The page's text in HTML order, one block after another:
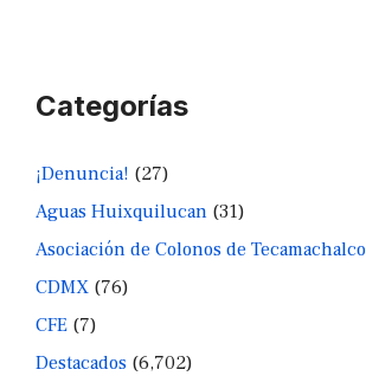
Categorías
¡Denuncia! (27)
Aguas Huixquilucan (31)
Asociación de Colonos de Tecamachalco
CDMX (76)
CFE (7)
Destacados (6,702)